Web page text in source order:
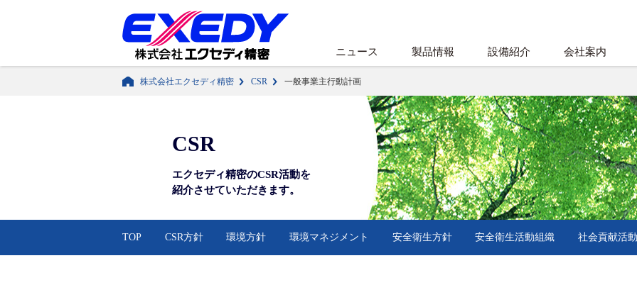
ニュース 製品情報 設備紹介 会社案内
株式会社エクセディ精密 CSR 一般事業主行動計画
CSR
エクセディ精密のCSR活動を
紹介させていただきます。
TOP CSR方針 環境方針 環境マネジメント 安全衛生方針 安全衛生活動組織 社会貢献活動